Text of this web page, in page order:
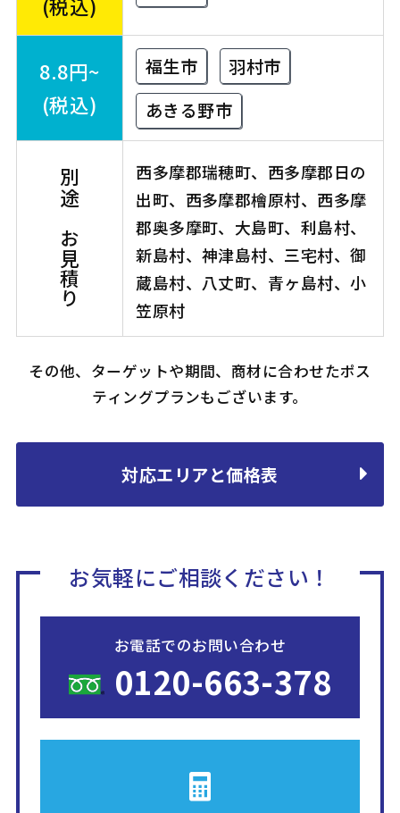
(税込)
8.8円~
(税込)
福生市
羽村市
あきる野市
別途、お見積り
西多摩郡瑞穂町、西多摩郡日の
出町、西多摩郡檜原村、西多摩
郡奥多摩町、大島町、利島村、
新島村、神津島村、三宅村、御
蔵島村、八丈町、青ヶ島村、小
笠原村
その他、ターゲットや期間、商材に合わせたポス
ティングプランもございます。
対応エリアと価格表
お気軽にご相談ください！
お電話でのお問い合わせ
0120-663-378